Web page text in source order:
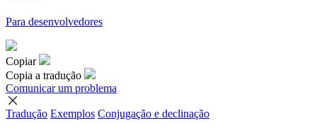
Para desenvolvedores
Copiar
Copia a tradução
Comunicar um problema
Tradução Exemplos Conjugação e declinação